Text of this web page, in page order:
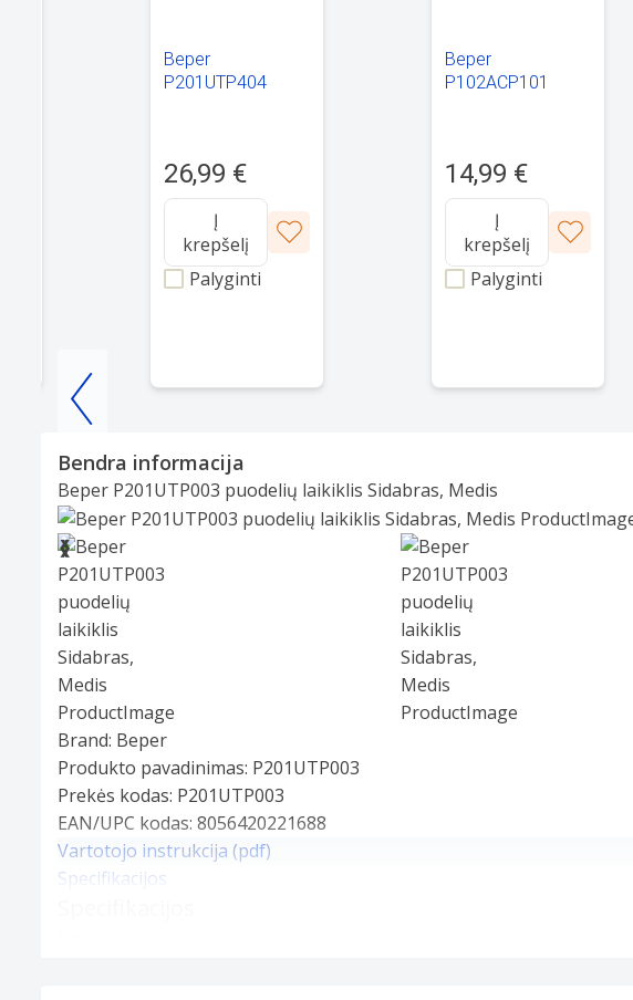
Beper
P201UTP404
26,99 €
Į
krepšelį
Palyginti
Beper
P102ACP101
14,99 €
Į
krepšelį
Palyginti
Item
25
Bendra informacija
Beper P201UTP003 puodelių laikiklis Sidabras, Medis
Slide 1 of 10
❮
❯
Brand: Beper
Produkto pavadinimas: P201UTP003
Prekės kodas: P201UTP003
EAN/UPC kodas: 8056420221688
Vartotojo instrukcija (pdf)
Specifikacijos